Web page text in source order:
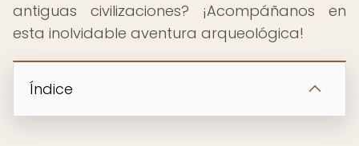
antiguas civilizaciones? ¡Acompáñanos en
esta inolvidable aventura arqueológica!
Índice